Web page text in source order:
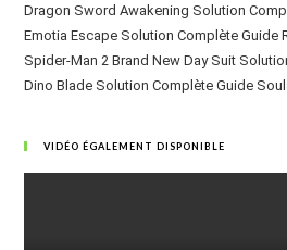
Dragon Sword Awakening Solution
Emotia Escape Solution Complète Guide
Spider-Man 2 Brand New Day Suit
Dino Blade Solution Complète Guide
VIDÉO ÉGALEMENT DISPONIBLE